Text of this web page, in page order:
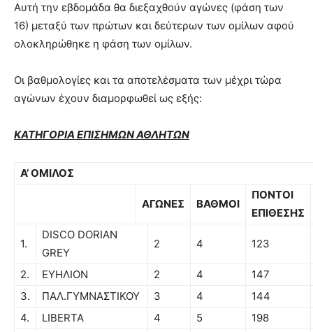
Αυτή την εβδομάδα θα διεξαχθούν αγώνες (φάση των
16) μεταξύ των πρώτων και δεύτερων των ομίλων αφού
ολοκληρώθηκε η φάση των ομίλων.
Oι βαθμολογίες και τα αποτελέσματα των μέχρι τώρα
αγώνων έχουν διαμορφωθεί ως εξής:
ΚΑΤΗΓΟΡΙΑ ΕΠΙΣΗΜΩΝ ΑΘΛΗΤΩΝ
A’ΟΜΙΛΟΣ
ΑΓΩΝΕΣ ΒΑΘΜΟΙ
ΠΟΝΤΟΙ
ΕΠΙΘΕΣΗΣ
1.
DISCO DORIAN
GREY
2 4 123
2. ΕΥΗΛΙΟΝ 2 4
147
3.
ΠΑΛ.ΓΥΜΝΑΣΤΙΚΟΥ 3 4
144
4.
LIBERTA 4 5 198